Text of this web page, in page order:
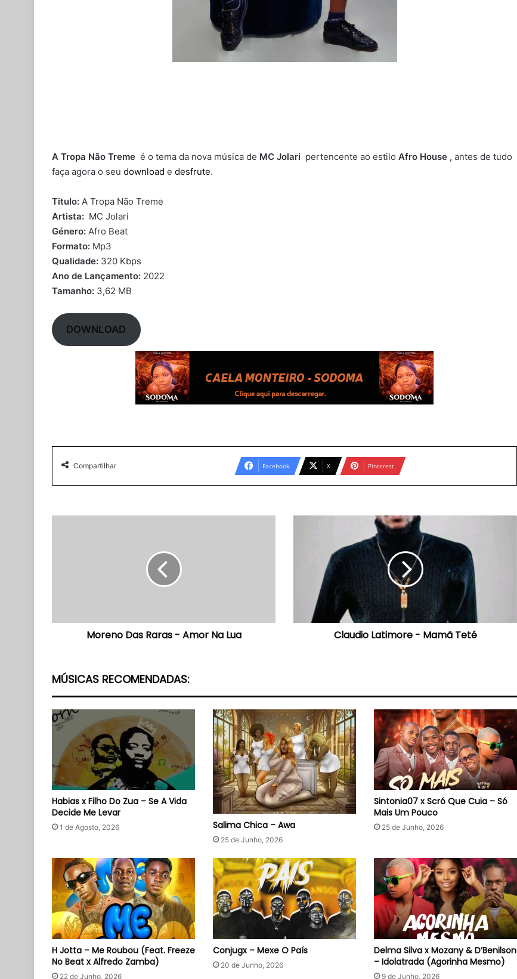
A Tropa Não Treme é o tema da nova música de MC Jolari pertencente ao estilo Afro House , antes de tudo
faça agora o seu download e desfrute.
Titulo: A Tropa Não Treme
Artista: MC Jolari
Género: Afro Beat
Formato: Mp3
Qualidade: 320 Kbps
Ano de Lançamento: 2022
Tamanho: 3,62 MB
DOWNLOAD
Compartilhar Facebook X Pinterest
Moreno Das Raras - Amor Na Lua Claudio Latimore - Mamã Teté
MÚSICAS RECOMENDADAS:
Habias x Filho Do Zua – Se A Vida
Decide Me Levar
1 de Agosto, 2026 Salima Chica – Awa
25 de Junho, 2026
Sintonia07 x Scró Que Cuia – Só
Mais Um Pouco
25 de Junho, 2026
H Jotta – Me Roubou (Feat. Freeze
No Beat x Alfredo Zamba)
22 de Junho, 2026
Conjugx – Mexe O País
20 de Junho, 2026
Delma Silva x Mozany & D’Benilson
– Idolatrada (Agorinha Mesmo)
9 de Junho, 2026